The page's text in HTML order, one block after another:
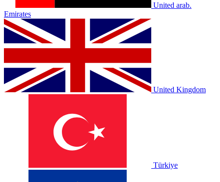
United arab.
Emirates
United Kingdom
Türkiye